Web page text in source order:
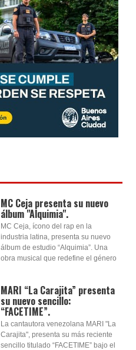
MC Ceja presenta su nuevo
álbum "Alquimia".
MC Ceja, ícono del rap en la
industria latina, presenta su nuevo
álbum de estudio “Alquimia”. Una
obra musical que redefine el género
MARI “La Carajita” presenta
su nuevo sencillo:
“FACETIME”.
La cantautora venezolana MARI "La
Carajita", presenta su más reciente
sencillo titulado “FACETIME” bajo el